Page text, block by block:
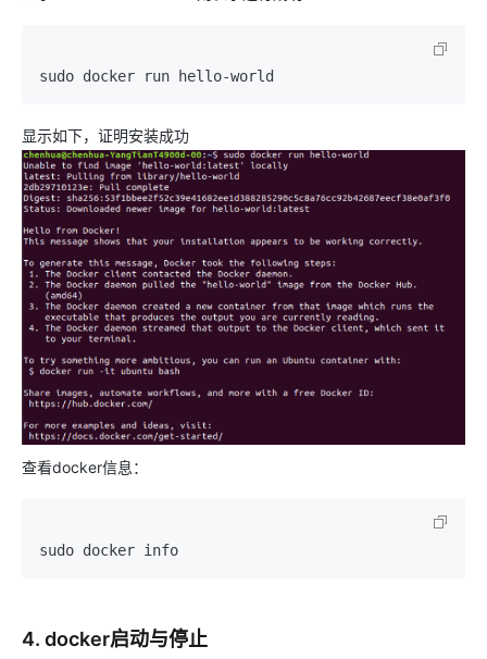
sudo docker run hello-world
显示如下，证明安装成功
查看docker信息：
sudo docker info
4. docker启动与停止